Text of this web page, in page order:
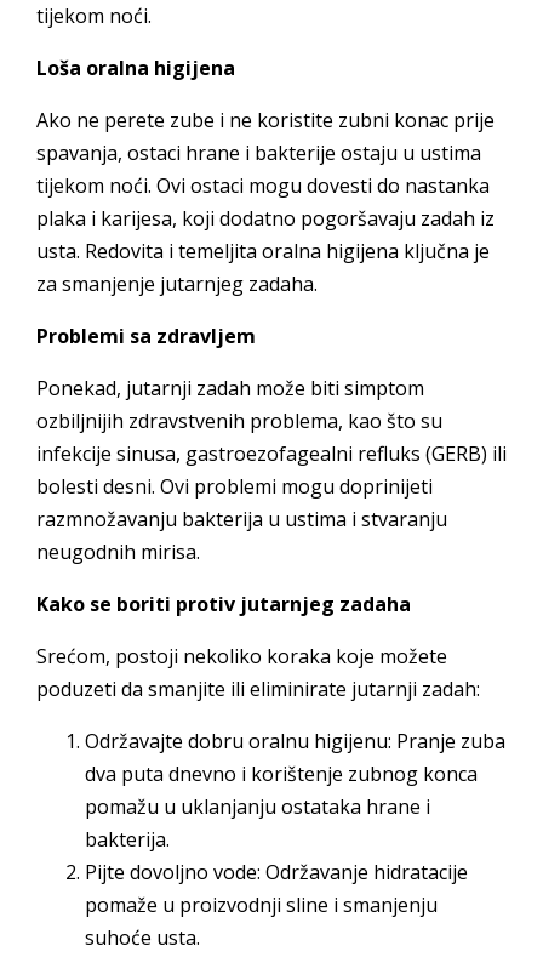
tijekom noći.
Loša oralna higijena
Ako ne perete zube i ne koristite zubni konac prije
spavanja, ostaci hrane i bakterije ostaju u ustima
tijekom noći. Ovi ostaci mogu dovesti do nastanka
plaka i karijesa, koji dodatno pogoršavaju zadah iz
usta. Redovita i temeljita oralna higijena ključna je
za smanjenje jutarnjeg zadaha.
Problemi sa zdravljem
Ponekad, jutarnji zadah može biti simptom
ozbiljnijih zdravstvenih problema, kao što su
infekcije sinusa, gastroezofagealni refluks (GERB) ili
bolesti desni. Ovi problemi mogu doprinijeti
razmnožavanju bakterija u ustima i stvaranju
neugodnih mirisa.
Kako se boriti protiv jutarnjeg zadaha
Srećom, postoji nekoliko koraka koje možete
poduzeti da smanjite ili eliminirate jutarnji zadah:
Održavajte dobru oralnu higijenu: Pranje zuba
dva puta dnevno i korištenje zubnog konca
pomažu u uklanjanju ostataka hrane i
bakterija.
Pijte dovoljno vode: Održavanje hidratacije
pomaže u proizvodnji sline i smanjenju
suhoće usta.